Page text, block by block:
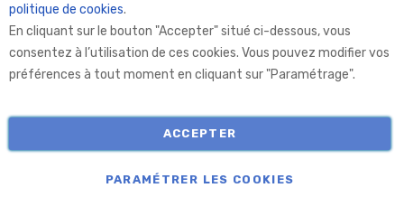
Aprolis
politique de cookies.
En cliquant sur le bouton "Accepter" situé ci-dessous, vous
consentez à l’utilisation de ces cookies. Vous pouvez modifier vos
préférences à tout moment en cliquant sur "Paramétrage".
ACCEPTER
PARAMÉTRER LES COOKIES